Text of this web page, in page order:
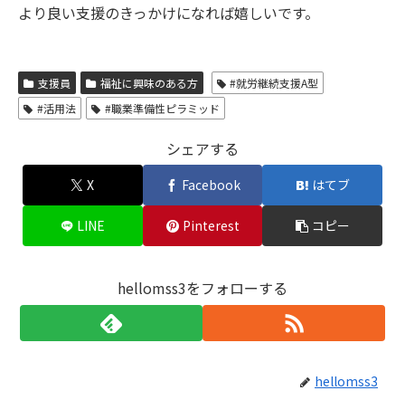
より良い支援のきっかけになれば嬉しいです。
支援員 福祉に興味のある方
#就労継続支援A型
#活用法
#職業準備性ピラミッド
シェアする
X Facebook はてブ
LINE Pinterest コピー
hellomss3をフォローする
hellomss3